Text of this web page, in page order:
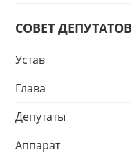
СОВЕТ ДЕПУТАТОВ
Устав
Глава
Депутаты
Аппарат